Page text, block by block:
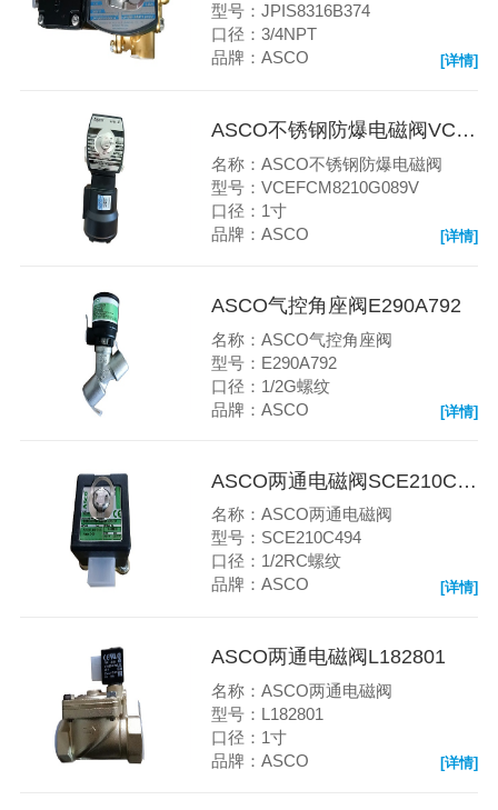
型号：JPIS8316B374
口径：3/4NPT
品牌：ASCO
[详情]
ASCO不锈钢防爆电磁阀VCEFCM8210G089V
名称：ASCO不锈钢防爆电磁阀
型号：VCEFCM8210G089V
口径：1寸
品牌：ASCO
[详情]
ASCO气控角座阀E290A792
名称：ASCO气控角座阀
型号：E290A792
口径：1/2G螺纹
品牌：ASCO
[详情]
ASCO两通电磁阀SCE210C494
名称：ASCO两通电磁阀
型号：SCE210C494
口径：1/2RC螺纹
品牌：ASCO
[详情]
ASCO两通电磁阀L182801
名称：ASCO两通电磁阀
型号：L182801
口径：1寸
品牌：ASCO
[详情]